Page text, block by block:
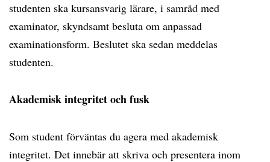
studenten ska kursansvarig lärare, i samråd med
examinator, skyndsamt besluta om anpassad
examinationsform. Beslutet ska sedan meddelas
studenten.
Akademisk integritet och fusk
Som student förväntas du agera med akademisk
integritet. Det innebär att skriva och presentera inom